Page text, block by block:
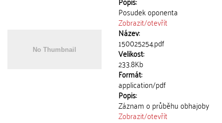
Posudek oponenta
Zobrazit/otevřít
Název:
150025254.pdf
Velikost:
233.8Kb
Formát:
application/pdf
Popis:
Záznam o průběhu obhajoby
Zobrazit/otevřít